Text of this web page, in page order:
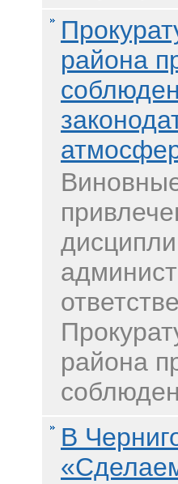
района
района
В